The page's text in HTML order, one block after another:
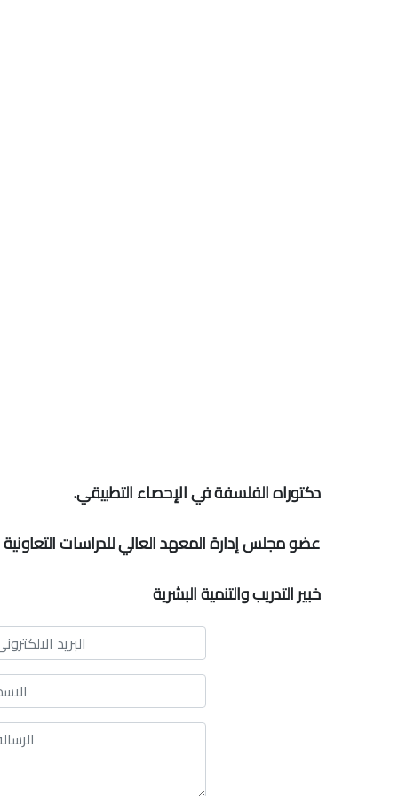
دكتوراه الفلسفة في الإحصاء التطبيقي.
عضو مجلس إدارة المعهد العالي للدراسات التعاونية
خبير التدريب والتنمية البشرية